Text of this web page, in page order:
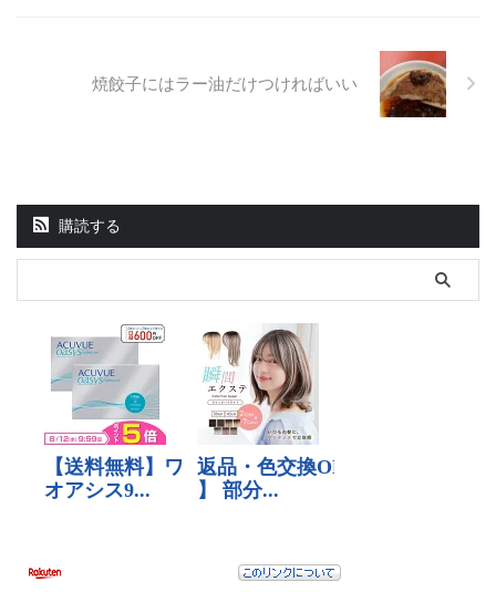
焼餃子にはラー油だけつければいい
購読する